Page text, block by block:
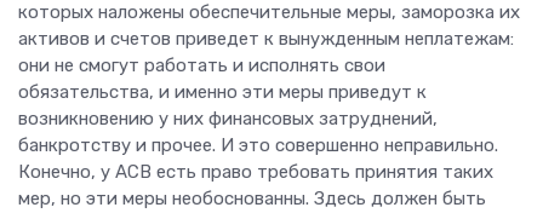
которых наложены обеспечительные меры, заморозка их
активов и счетов приведет к вынужденным неплатежам:
они не смогут работать и исполнять свои
обязательства, и именно эти меры приведут к
возникновению у них финансовых затруднений,
банкротству и прочее. И это совершенно неправильно.
Конечно, у АСВ есть право требовать принятия таких
мер, но эти меры необоснованны. Здесь должен быть